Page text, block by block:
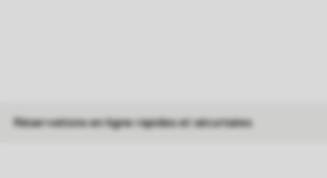
Réservations en ligne rapides et sécurisées